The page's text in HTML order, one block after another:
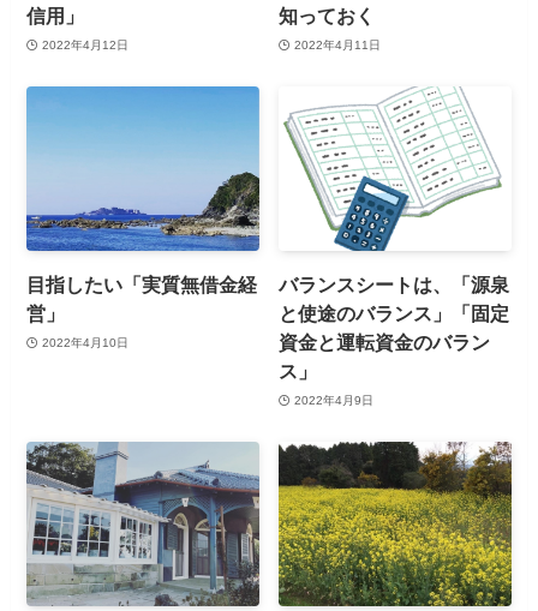
信用」
2022年4月12日
知っておく
2022年4月11日
目指したい「実質無借金経
営」
2022年4月10日
バランスシートは、「源泉
と使途のバランス」「固定
資金と運転資金のバラン
ス」
2022年4月9日